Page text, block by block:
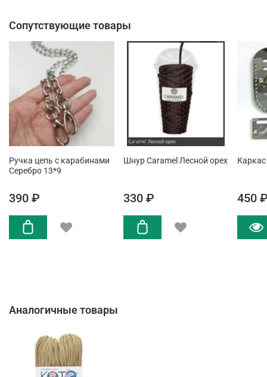
Сопутствующие товары
Ручка цепь с карабинами
Серебро 13*9
390 ₽
Шнур Caramel Лесной орех
330 ₽ 450
Аналогичные товары